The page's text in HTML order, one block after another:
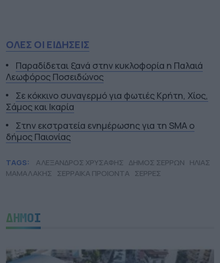
ΟΛΕΣ ΟΙ ΕΙΔΗΣΕΙΣ
Παραδίδεται ξανά στην κυκλοφορία η Παλαιά
Λεωφόρος Ποσειδώνος
Σε κόκκινο συναγερμό για φωτιές Κρήτη, Χίος,
Σάμος και Ικαρία
Στην εκστρατεία ενημέρωσης για τη SMA ο
δήμος Παιονίας
TAGS: ΑΛΕΞΑΝΔΡΟΣ ΧΡΥΣΑΦΗΣ ΔΗΜΟΣ ΣΕΡΡΩΝ ΗΛΙΑΣ
ΜΑΜΑΛΑΚΗΣ ΣΕΡΡΑΙΚΑ ΠΡΟΙΟΝΤΑ ΣΕΡΡΕΣ
ΔΗΜΟΙ